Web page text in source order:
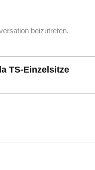
beizutreten.
TS-Einzelsitze